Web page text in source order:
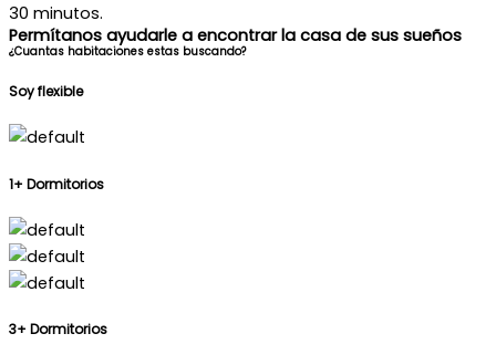
30 minutos.
Permítanos ayudarle a encontrar la casa de sus sueños
¿Cuantas habitaciones estas buscando?
Soy flexible
1+ Dormitorios
3+ Dormitorios